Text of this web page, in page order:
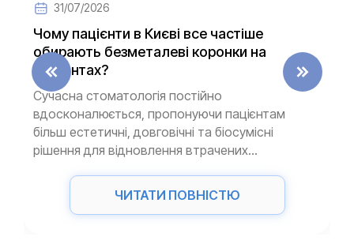
31/07/2026
Чому пацієнти в Києві все частіше
обирають безметалеві коронки на
імплантах?
Сучасна стоматологія постійно
вдосконалюється, пропонуючи пацієнтам
більш естетичні, довговічні та біосумісні
рішення для відновлення втрачених...
ЧИТАТИ ПОВНІСТЮ